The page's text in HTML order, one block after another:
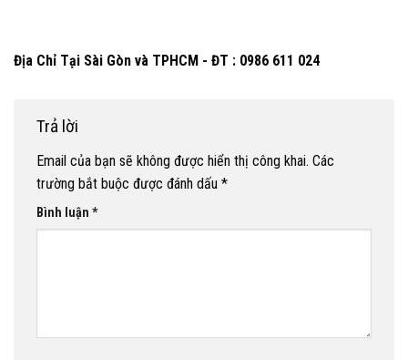
Địa Chỉ Tại Sài Gòn và TPHCM - ĐT : 0986 611 024
Trả lời
Email của bạn sẽ không được hiển thị công khai. Các
trường bắt buộc được đánh dấu *
Bình luận *